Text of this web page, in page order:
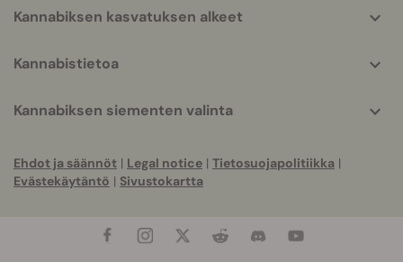
Kannabiksen kasvatuksen alkeet
Kannabistietoa
Kannabiksen siementen valinta
Ehdot ja säännöt | Legal notice | Tietosuojapolitiikka |
Evästekäytäntö | Sivustokartta